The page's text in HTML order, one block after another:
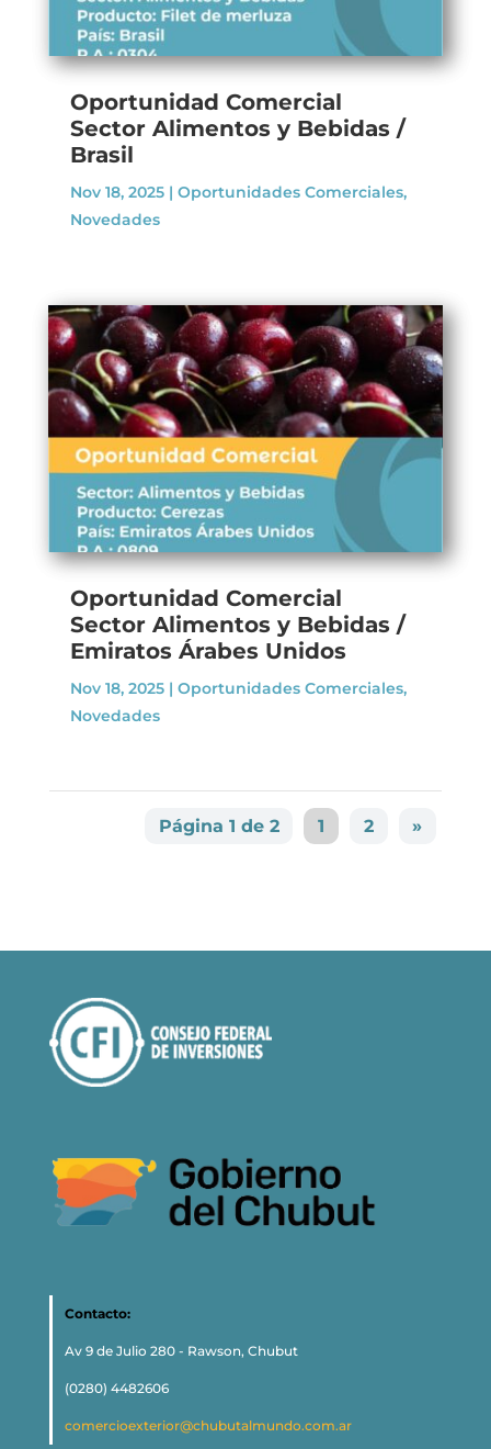
Oportunidad Comercial
Sector Alimentos y Bebidas /
Brasil
Nov 18, 2025| Oportunidades Comerciales,
Novedades
Oportunidad Comercial
Sector Alimentos y Bebidas /
Emiratos Árabes Unidos
Nov 18, 2025| Oportunidades Comerciales,
Novedades
Página 1 de 2 1 2 »
Contacto:
Av 9 de Julio 280 - Rawson, Chubut
(0280) 4482606
comercioexterior@chubutalmundo.com.ar